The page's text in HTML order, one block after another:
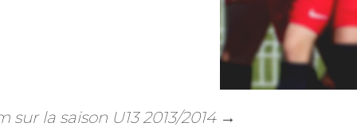
sur la saison U13 2013/2014 →